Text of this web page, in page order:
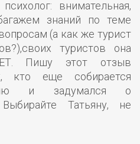
внимательная,
знаний по теме
(а как же турист
туристов она
Пишу этот отзыв
кто еще собирается
и задумался о
Татьяну, не